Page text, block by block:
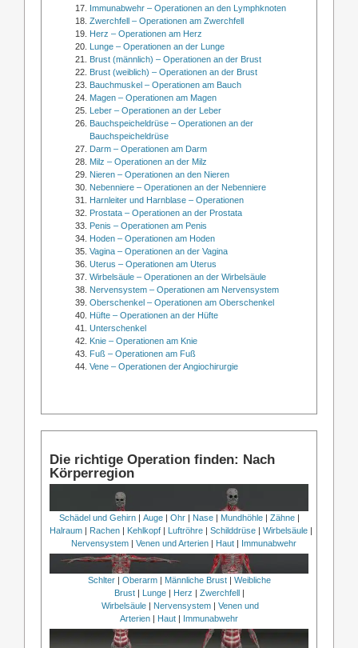
Immunabwehr – Operationen an den Lymphknoten
Zwerchfell – Operationen am Zwerchfell
Herz – Operationen am Herz
Lunge – Operationen an der Lunge
Brust (männlich) – Operationen an der Brust
Brust (weiblich) – Operationen an der Brust
Bauchmuskel – Operationen am Bauch
Magen – Operationen am Magen
Leber – Operationen an der Leber
Bauchspeicheldrüse – Operationen an der
Bauchspeicheldrüse
Darm – Operationen am Darm
Milz – Operationen an der Milz
Nieren – Operationen an den Nieren
Nebenniere – Operationen an der Nebenniere
Harnleiter und Harnblase – Operationen
Prostata – Operationen an der Prostata
Penis – Operationen am Penis
Hoden – Operationen am Hoden
Vagina – Operationen an der Vagina
Uterus – Operationen am Uterus
Wirbelsäule – Operationen an der Wirbelsäule
Nervensystem – Operationen am Nervensystem
Oberschenkel – Operationen am Oberschenkel
Hüfte – Operationen an der Hüfte
Unterschenkel
Knie – Operationen am Knie
Fuß – Operationen am Fuß
Vene – Operationen der Angiochirurgie
Die richtige Operation finden: Nach
Körperregion
Schädel und Gehirn| Auge| Ohr| Nase| Mundhöhle| Zähne|
Halraum | Rachen | Kehlkopf | Luftröhre | Schilddrüse | Wirbelsäule |
Nervensystem | Venen und Arterien | Haut | Immunabwehr
Schlter| Oberarm| Männliche Brust| Weibliche
Brust| Lunge| Herz | Zwerchfell|
Wirbelsäule | Nervensystem | Venen und
Arterien | Haut | Immunabwehr